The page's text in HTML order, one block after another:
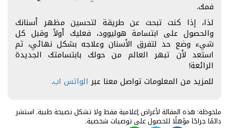
فمك.
لذا، إذا كنت تبحث عن طريقة لتحسين مظهر أسنانك
والحصول على ابتسامة هوليوود، فعليك أولاً وقبل كل
شيء وضع حد لتفرق الأسنان وعلاجه بشكل نهائي، ثم
استعد لأن تبهر العالم من حولك بابتسامتك الجديدة
الرائعة!
للمزيد من المعلومات تواصل معنا عبر الواتس اب.
ملحوظة: هذه المقالة لأغراض إعلامية فقط ولا تشكل نصيحة طبية. استشر
دائمًا جراحًا مؤهلًا للحصول على توصيات شخصية.